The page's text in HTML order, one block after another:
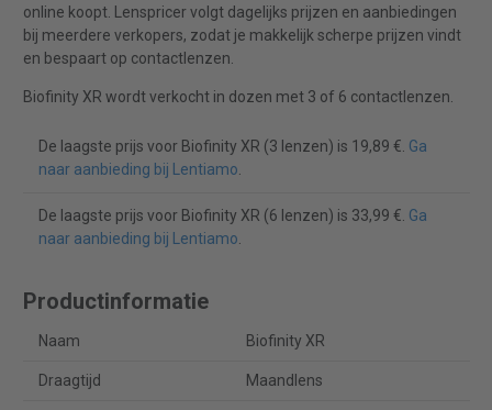
online koopt. Lenspricer volgt dagelijks prijzen en aanbiedingen
bij meerdere verkopers, zodat je makkelijk scherpe prijzen vindt
en bespaart op contactlenzen.
Biofinity XR wordt verkocht in dozen met 3 of 6 contactlenzen.
De laagste prijs voor Biofinity XR (3 lenzen) is 19,89 €. Ga
naar aanbieding bij Lentiamo.
De laagste prijs voor Biofinity XR (6 lenzen) is 33,99 €. Ga
naar aanbieding bij Lentiamo.
Productinformatie
Naam Biofinity XR
Draagtijd Maandlens